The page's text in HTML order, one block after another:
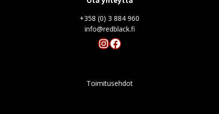
+358 (0) 3 884 960
info@redblack.f
Instagram
Facebook
Toimitusehdot